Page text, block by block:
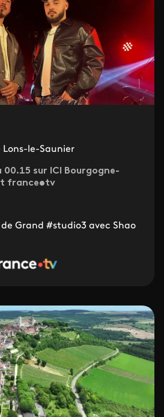
Lons-le-Saunier
00.15 sur ICI Bourgogne-
france•tv
Grand #studio3 avec Shao